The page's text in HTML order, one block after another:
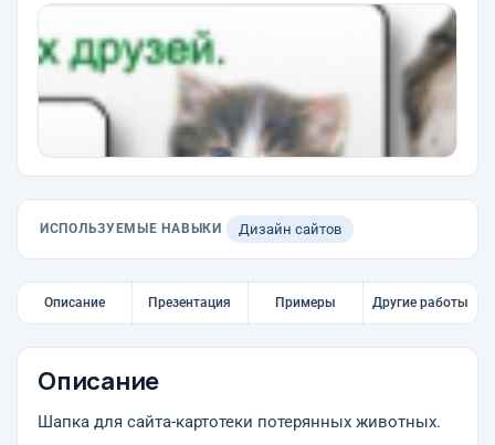
ИСПОЛЬЗУЕМЫЕ НАВЫКИ Дизайн сайтов
Описание Презентация Примеры Другие работы
Описание
Шапка для сайта-картотеки потерянных животных.